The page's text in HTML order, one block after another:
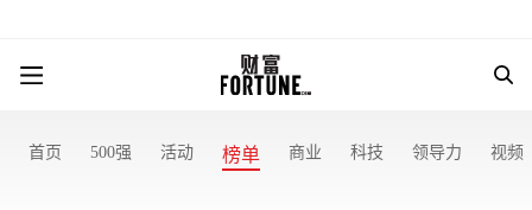
首页 500强 活动 榜单 商业 科技 领导力 视频